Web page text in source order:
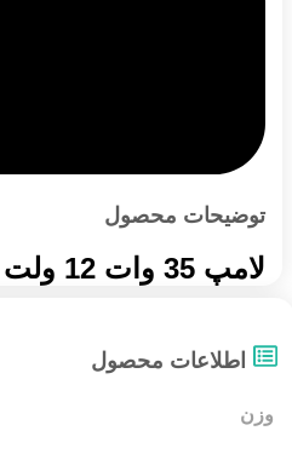
توضیحات محصول
لامپ 35 وات 12 ولت H8 شاینی ولف
اطلاعات محصول
وزن